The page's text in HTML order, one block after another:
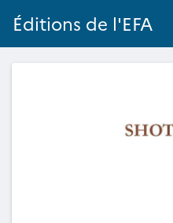
Éditions de l'EFA